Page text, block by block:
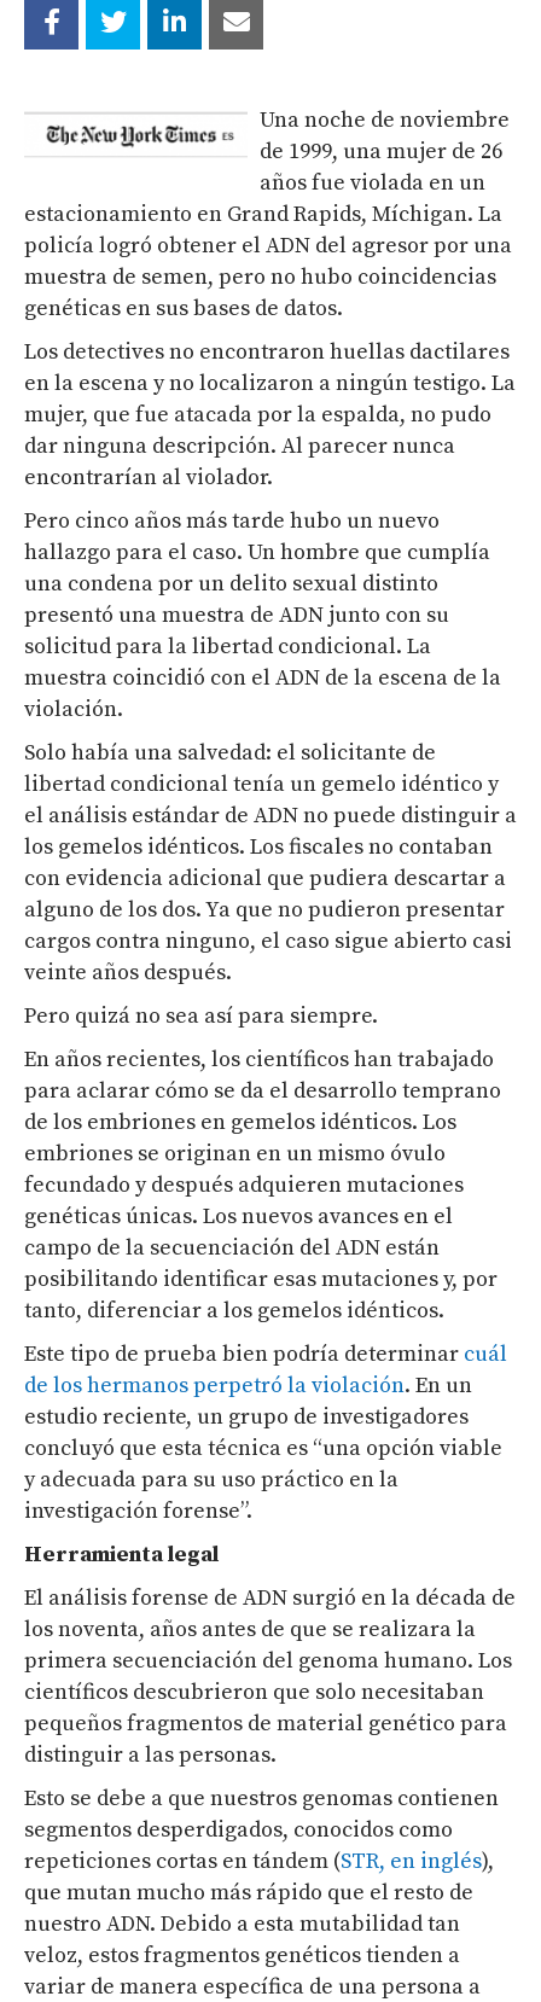
Una noche de noviembre
de 1999, una mujer de 26
años fue violada en un
estacionamiento en Grand Rapids, Míchigan. La
policía logró obtener el ADN del agresor por una
muestra de semen, pero no hubo coincidencias
genéticas en sus bases de datos.
Los detectives no encontraron huellas dactilares
en la escena y no localizaron a ningún testigo. La
mujer, que fue atacada por la espalda, no pudo
dar ninguna descripción. Al parecer nunca
encontrarían al violador.
Pero cinco años más tarde hubo un nuevo
hallazgo para el caso. Un hombre que cumplía
una condena por un delito sexual distinto
presentó una muestra de ADN junto con su
solicitud para la libertad condicional. La
muestra coincidió con el ADN de la escena de la
violación.
Solo había una salvedad: el solicitante de
libertad condicional tenía un gemelo idéntico y
el análisis estándar de ADN no puede distinguir a
los gemelos idénticos. Los fiscales no contaban
con evidencia adicional que pudiera descartar a
alguno de los dos. Ya que no pudieron presentar
cargos contra ninguno, el caso sigue abierto casi
veinte años después.
Pero quizá no sea así para siempre.
En años recientes, los científicos han trabajado
para aclarar cómo se da el desarrollo temprano
de los embriones en gemelos idénticos. Los
embriones se originan en un mismo óvulo
fecundado y después adquieren mutaciones
genéticas únicas. Los nuevos avances en el
campo de la secuenciación del ADN están
posibilitando identificar esas mutaciones y, por
tanto, diferenciar a los gemelos idénticos.
Este tipo de prueba bien podría determinar cuál
de los hermanos perpetró la violación. En un
estudio reciente, un grupo de investigadores
concluyó que esta técnica es “una opción viable
y adecuada para su uso práctico en la
investigación forense”.
Herramienta legal
El análisis forense de ADN surgió en la década de
los noventa, años antes de que se realizara la
primera secuenciación del genoma humano. Los
científicos descubrieron que solo necesitaban
pequeños fragmentos de material genético para
distinguir a las personas.
Esto se debe a que nuestros genomas contienen
segmentos desperdigados, conocidos como
repeticiones cortas en tándem (STR, en inglés),
que mutan mucho más rápido que el resto de
nuestro ADN. Debido a esta mutabilidad tan
veloz, estos fragmentos genéticos tienden a
variar de manera específica de una persona a